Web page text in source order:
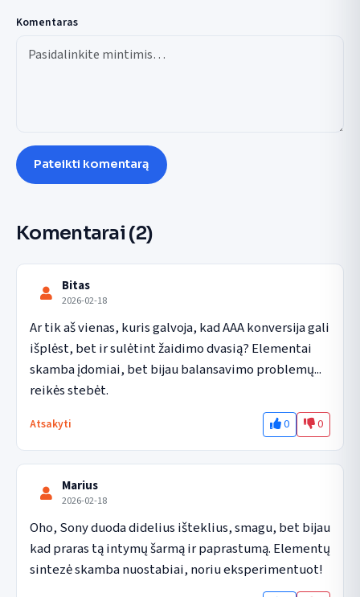
Komentaras
Pateikti komentarą
Komentarai (2)
Bitas
2026-02-18
Ar tik aš vienas, kuris galvoja, kad AAA konversija gali
išplėst, bet ir sulėtint žaidimo dvasią? Elementai
skamba įdomiai, bet bijau balansavimo problemų...
reikės stebėt.
Atsakyti 0 0
Marius
2026-02-18
Oho, Sony duoda didelius išteklius, smagu, bet bijau
kad praras tą intymų šarmą ir paprastumą. Elementų
sintezė skamba nuostabiai, noriu eksperimentuot!